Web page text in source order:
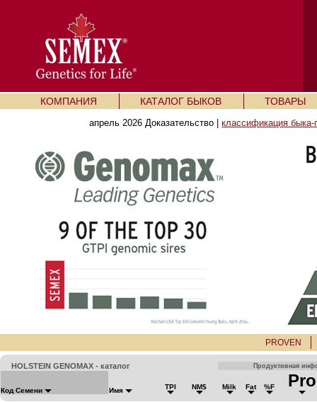
КОМПАНИЯ КАТАЛОГ БЫКОВ ТОВАРЫ
апрель 2026 Доказательство |классификация
PROVEN
HOLSTEIN GENOMAX - каталог Продуктивная
Код Семени Имя TPI NM$ Milk Fat %F Pro